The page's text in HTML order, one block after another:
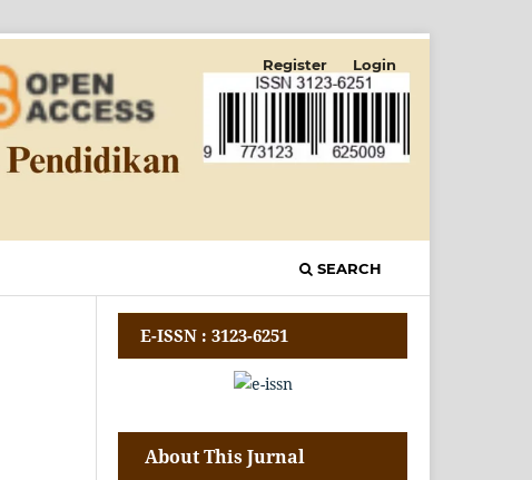
SEARCH
Register Login
E-ISSN : 3123-6251
About This Jurnal